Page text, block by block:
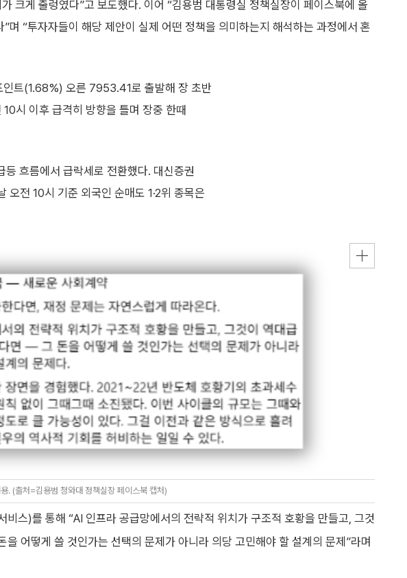
크게 출렁였다”고 보도했다. 이어 “김용범 대통령실 정책실장이 페이스북에 올
며 “투자자들이 해당 제안이 실제 어떤 정책을 의미하는지 해석하는 과정에서 혼
인트(1.68%) 오른 7953.41로 출발해 장 초반
시 이후 급격히 방향을 틀며 장중 한때
흐름에서 급락세로 전환했다. 대신증권
전 10시 기준 외국인 순매도 1·2위 종목은
. (출처=김용범 청와대 정책실장 페이스북 캡처)
스)를 통해 “AI 인프라 공급망에서의 전략적 위치가 구조적 호황을 만들고, 그것
을 어떻게 쓸 것인가는 선택의 문제가 아니라 의당 고민해야 할 설계의 문제”라며